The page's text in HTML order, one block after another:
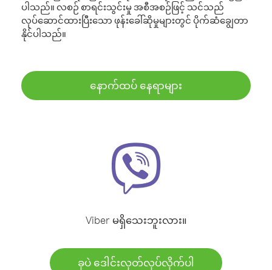
ပါသည်။ လစဉ် စာရင်းသွင်းမှု အစီအစဉ်ဖြင့် သင်သည်
လုပ်ဆောင်ထားပြီးသော ဖုန်းခေါ်ဆိုမှုများတွင် ပိုက်ဆံချွေတာ
နိုင်ပါသည်။
နောက်ထပ် နေရာများ
Viber မရှိသေးဘူးလား။
ခုပဲ ဒေါင်းလုတ်လုပ်လိုက်ပါ